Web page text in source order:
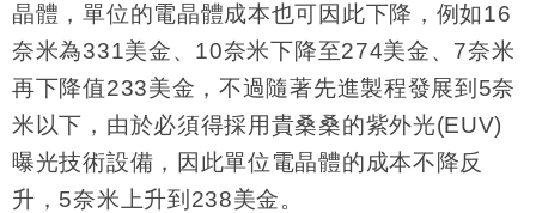
晶體，單位的電晶體成本也可因此下降，例如16
奈米為331美金、 10奈米下降至274美金、 7奈米
再下降值233美金，不過隨著先進製程發展到 5奈
米以下，由於必須得採用貴桑桑的紫外光(EUV)
曝光技術設備，因此單位電晶體的成本不降反
升， 5奈米上升到 238美金。